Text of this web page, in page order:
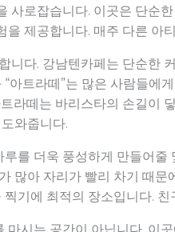
사로잡습니다. 이곳은 단순
을 제공합니다. 매주 다른 아
니다. 강남텐카페는 단순한
“아트라떼”는 많은 사람들
라떼는 바리스타의 손길이
와줍니다.
를 더욱 풍성하게 만들어
많아 자리가 빨리 차기 때
기에 최적의 장소입니다.